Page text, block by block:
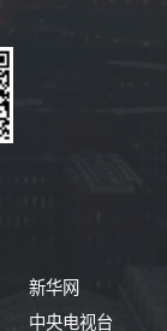
新华网
中央电视台